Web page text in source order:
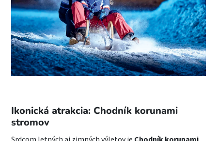
Ikonická atrakcia: Chodník korunami
stromov
Srdcom letných aj zimných výletov je Chodník korunami